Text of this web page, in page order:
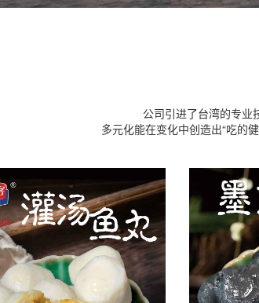
公司引进了台湾的专业
多元化能在变化中创造出“吃的